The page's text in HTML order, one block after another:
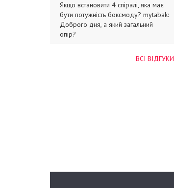
Якщо встановити 4 спіралі, яка має
бути потужність боксмоду? mytabak:
Доброго дня, а який загальний
опір?
ВСІ ВІДГУКИ